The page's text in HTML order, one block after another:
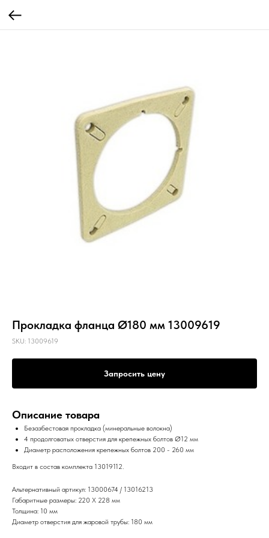
Прокладка фланца Ø180 мм 13009619
SKU: 13009619
Запросить цену
Описание товара
Безазбестовая прокладка (минеральные волокна)
4 продолговатых отверстия для крепежных болтов Ø12 мм
Диаметр расположения крепежных болтов 200 - 260 мм
Входит в состав комплекта 13019112.
Альтернативный артикул: 13000674 / 13016213
Габаритные размеры: 220 X 228 мм
Толщина: 10 мм
Диаметр отверстия для жаровой трубы: 180 мм